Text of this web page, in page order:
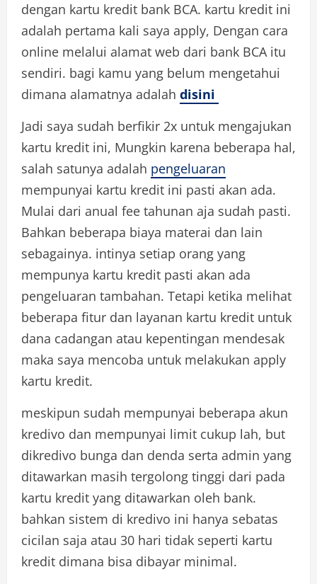
dengan kartu kredit bank BCA. kartu kredit ini
adalah pertama kali saya apply, Dengan cara
online melalui alamat web dari bank BCA itu
sendiri. bagi kamu yang belum mengetahui
dimana alamatnya adalah disini
Jadi saya sudah berfikir 2x untuk mengajukan
kartu kredit ini, Mungkin karena beberapa hal,
salah satunya adalah pengeluaran
mempunyai kartu kredit ini pasti akan ada.
Mulai dari anual fee tahunan aja sudah pasti.
Bahkan beberapa biaya materai dan lain
sebagainya. intinya setiap orang yang
mempunya kartu kredit pasti akan ada
pengeluaran tambahan. Tetapi ketika melihat
beberapa fitur dan layanan kartu kredit untuk
dana cadangan atau kepentingan mendesak
maka saya mencoba untuk melakukan apply
kartu kredit.
meskipun sudah mempunyai beberapa akun
kredivo dan mempunyai limit cukup lah, but
dikredivo bunga dan denda serta admin yang
ditawarkan masih tergolong tinggi dari pada
kartu kredit yang ditawarkan oleh bank.
bahkan sistem di kredivo ini hanya sebatas
cicilan saja atau 30 hari tidak seperti kartu
kredit dimana bisa dibayar minimal.